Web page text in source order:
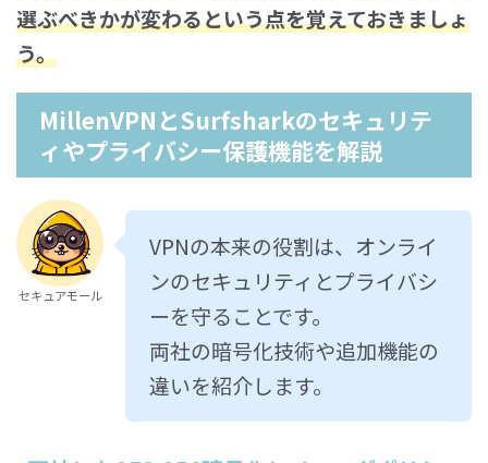
選ぶべきかが変わるという点を覚えておきましょ
う。
MillenVPNとSurfsharkのセキュリテ
ィやプライバシー保護機能を解説
セキュアモール
VPNの本来の役割は、オンライ
ンのセキュリティとプライバシ
ーを守ることです。
両社の暗号化技術や追加機能の
違いを紹介します。